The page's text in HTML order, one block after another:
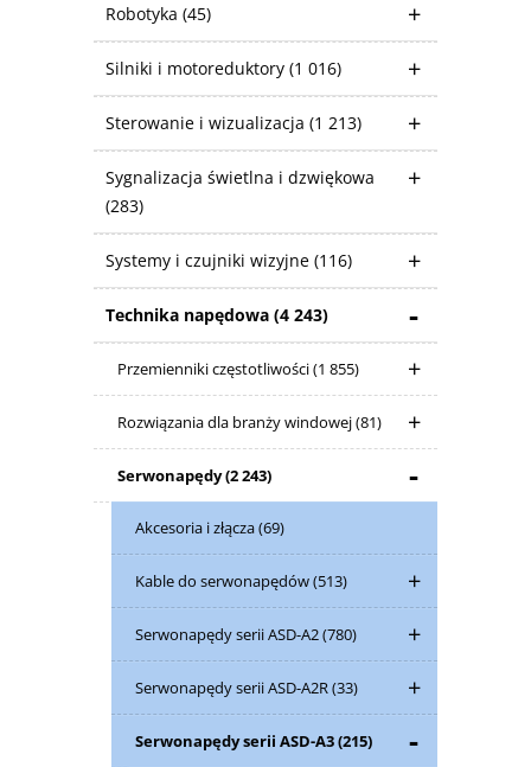
Robotyka (45)
Silniki i motoreduktory (1 016)
Sterowanie i wizualizacja (1 213)
Sygnalizacja świetlna i dzwiękowa
(283)
Systemy i czujniki wizyjne (116)
Technika napędowa (4 243)
Przemienniki częstotliwości(1 855)
Rozwiązania dla branży windowej(81)
Serwonapędy(2 243)
Akcesoria i złącza(69)
Kable do serwonapędów(513)
Serwonapędy serii ASD-A2(780)
Serwonapędy serii ASD-A2R(33)
Serwonapędy serii ASD-A3(215)